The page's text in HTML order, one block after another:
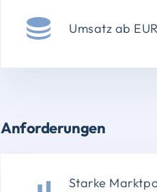
Umsatz ab
Anforderungen
Starke